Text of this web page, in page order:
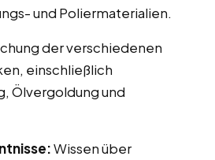
und Poliermaterialien.
der verschiedenen
einschließlich
Ölvergoldung und
Wissen über